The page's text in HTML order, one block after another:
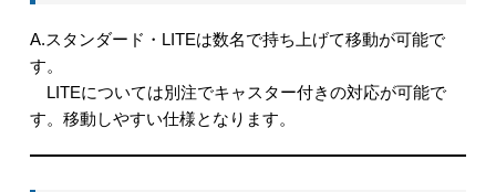
A.スタンダード・LITEは数名で持ち上げて移動が可能で
す。
LITEについては別注でキャスター付きの対応が可能で
す。移動しやすい仕様となります。